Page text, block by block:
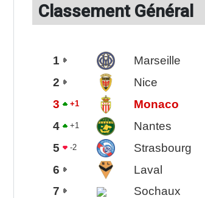
Classement Général
1
Marseille
2
Nice
3
+1 Monaco
4
+1 Nantes
5
-2 Strasbourg
6
Laval
7
Sochaux